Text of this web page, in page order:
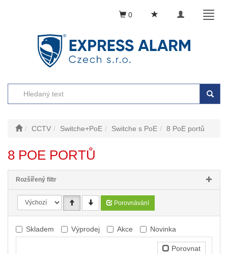
Toggle
0
CCTV Switche+PoE Switche s PoE 8 PoE portů
8 POE PORTŮ
Rozšířený filtr
Porovnávání
Skladem Výprodej Akce Novinka
Porovnat